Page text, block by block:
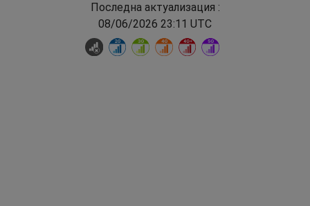
Последна актуализация :
08/06/2026 23:11 UTC